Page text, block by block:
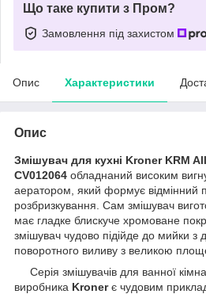
Що таке купити з Пром?
Замовлення під захистом
Опис Характеристики
Опис
Змішувач для кухні Kroner KRM
CV012064 обладнаний високим
аератором, який формує відмінний
розбризкування. Сам змішувач
має гладке блискуче хромоване
змішувач чудово підійде до мийки
поворотного виливу з великою
Серія змішувачів для ванної
виробника Kronerє чудовим